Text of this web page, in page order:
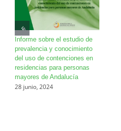
Informe sobre el estudio de
prevalencia y conocimiento
del uso de contenciones en
residencias para personas
mayores de Andalucía
28 junio, 2024